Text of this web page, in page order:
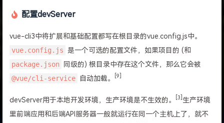
配置devServer
vue-cli3中将扩展和基础配置都写在根目录的vue.config.js中。
vue.config.js 是一个可选的配置文件，如果项目的 (和
package.json 同级的) 根目录中存在这个文件，那么它会被
@vue/cli-service
自动加载。 [9]
devServer用于本地开发环境，生产环境是不生效的。 [3] 生产环境
里前端应用和后端API服务器一般就运行在同一个主机上了，就不